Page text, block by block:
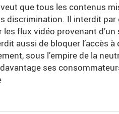
que tous les contenus
discrimination. Il interdit
flux vidéo provenant
aussi de bloquer l’accès
sous l’empire de la
ses